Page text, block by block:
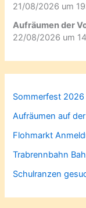
21/08/2026 um
Aufräumen der
22/08/2026 um
Sommerfest 2026
Aufräumen auf
Flohmarkt
Trabrennbahn
Schulranzen